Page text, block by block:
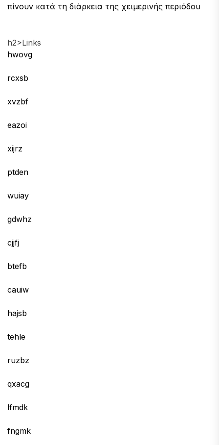
πίνουν κατά τη διάρκεια της χειμερινής περιόδου
h2>Links
hwovg
rcxsb
xvzbf
eazoi
xijrz
ptden
wuiay
gdwhz
cjjfj
btefb
cauiw
hajsb
tehle
ruzbz
qxacg
lfmdk
fngmk